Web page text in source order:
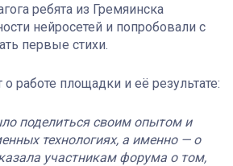
ребята из Гремяинска
нейросетей и попробовали с
первые стихи.
работе площадки и её результате:
поделиться своим опытом и
технологиях, а именно — о
участникам форума о том,